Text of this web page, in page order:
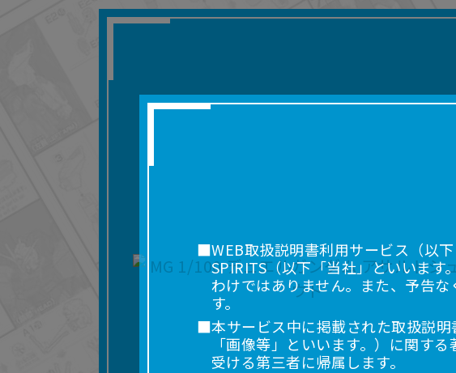
■WEB取扱説明書利用サービス（以
SPIRITS（以下「当社」といいます
わけではありません。また、予告
す。
■本サービス中に掲載された取扱説
「画像等」といいます。）に関す
受ける第三者に帰属します。